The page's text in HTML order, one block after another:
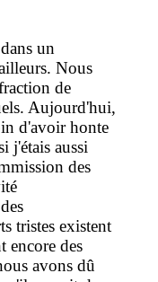
un
Nous
de
Aujourd'hui,
d'avoir honte
j'étais aussi
des
tristes existent
encore des
avons dû